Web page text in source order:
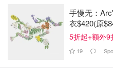
手慢无：
衣$420(原
5折起+额外
19